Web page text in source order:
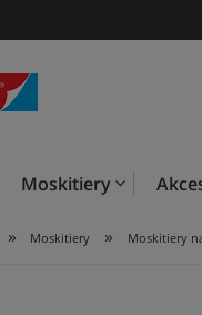
Moskitiery
» Moskitiery » Moskitiery